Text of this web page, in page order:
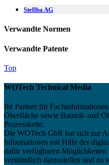
Stellba AG
Verwandte Normen
Verwandte Patente
Top
WOTech Technical Media
Ihr Partner für
Oberfläche sowie Bauteil- und
Prozesskette.
Die WOTech GbR hat sich zur
Informationen mit Hilfe der
dafür verfügbaren
verständlich darzustellen und zu